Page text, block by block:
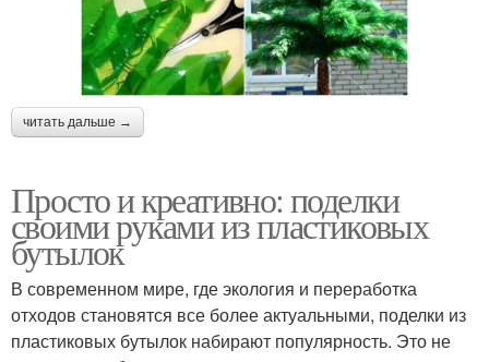
читать дальше →
Просто и креативно: поделки
своими руками из пластиковых
бутылок
В современном мире, где экология и переработка
отходов становятся все более актуальными, поделки из
пластиковых бутылок набирают популярность. Это не